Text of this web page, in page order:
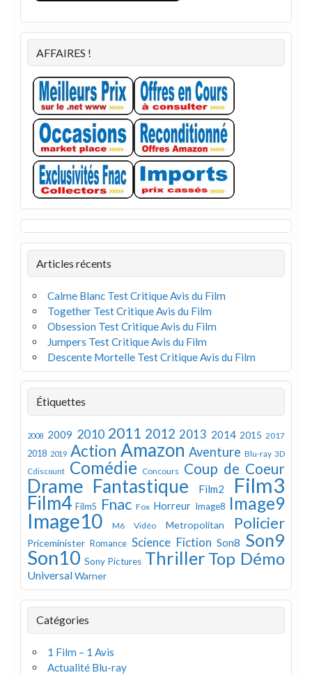
AFFAIRES !
Articles récents
Calme Blanc Test Critique Avis du Film
Together Test Critique Avis du Film
Obsession Test Critique Avis du Film
Jumpers Test Critique Avis du Film
Descente Mortelle Test Critique Avis du Film
Étiquettes
2008 2009 2010 2011 2012 2013 2014 2015 2017
2018 2019 Action Amazon Aventure Blu-ray 3D
Cdiscount Comédie Concours Coup de Coeur
Drame Fantastique Film2 Film3
Film4 Film5 Fnac Fox Horreur Image8 Image9
Image10 M6 Vidéo Metropolitan Policier
Priceminister Romance Science Fiction Son8 Son9
Son10 Sony Pictures Thriller Top Démo
UniversalWarner
Catégories
1 Film – 1 Avis
Actualité Blu-ray